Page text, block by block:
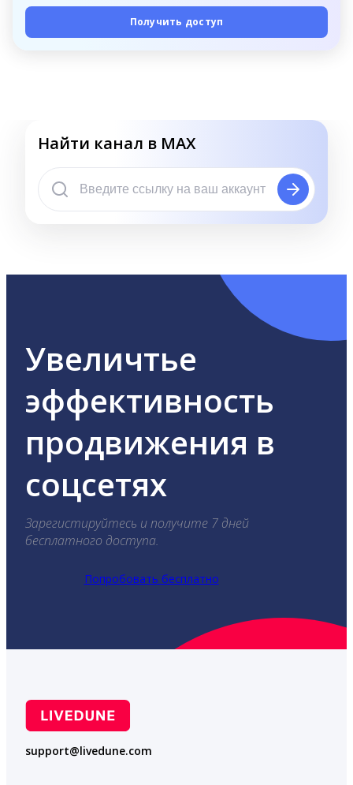
Получить доступ
Найти канал в MAX
Увеличтье
эффективность
продвижения в
соцсетях
Зарегистируйтесь и получите 7 дней
бесплатного доступа.
Попробовать бесплатно
support@livedune.com